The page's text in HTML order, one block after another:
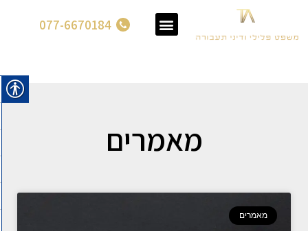
077-6670184
מאמרים
מאמרים